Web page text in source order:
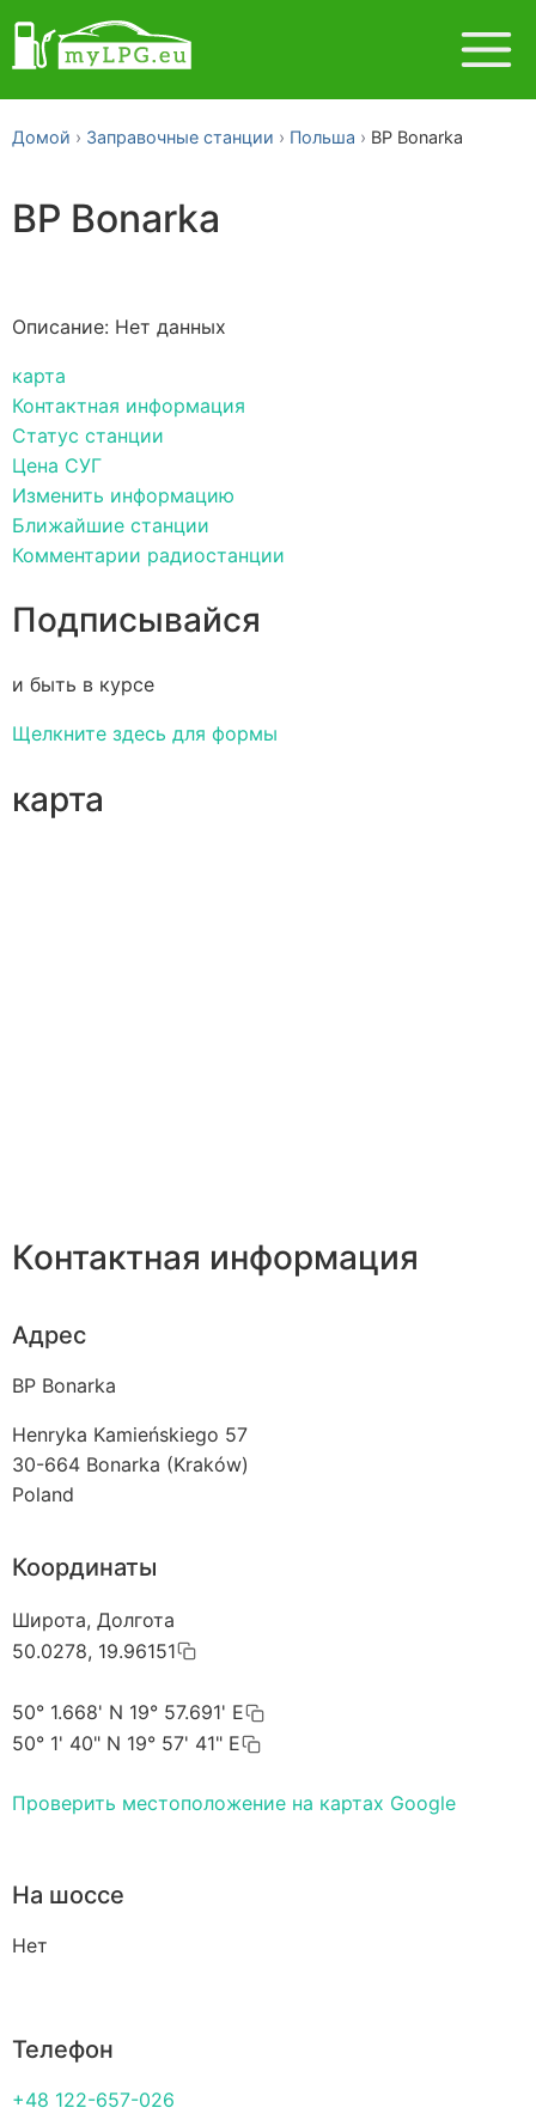
Домой Заправочные станции Польша BP Bonarka
BP Bonarka
Описание: Нет данных
карта
Контактная информация
Статус станции
Цена СУГ
Изменить информацию
Ближайшие станции
Комментарии радиостанции
Подписывайся
и быть в курсе
Щелкните здесь для формы
карта
Контактная информация
Адрес
BP Bonarka
Henryka Kamieńskiego 57
30-664 Bonarka (Kraków)
Poland
Координаты
Широта, Долгота
50.0278, 19.96151
50° 1.668' N 19° 57.691' E
50° 1' 40" N 19° 57' 41" E
Проверить местоположение на картах Google
На шоссе
Нет
Телефон
+48 122-657-026